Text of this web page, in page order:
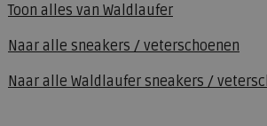
Toon alles van Waldlaufer
Naar alle sneakers / veterschoenen
Naar alle Waldlaufer sneakers /